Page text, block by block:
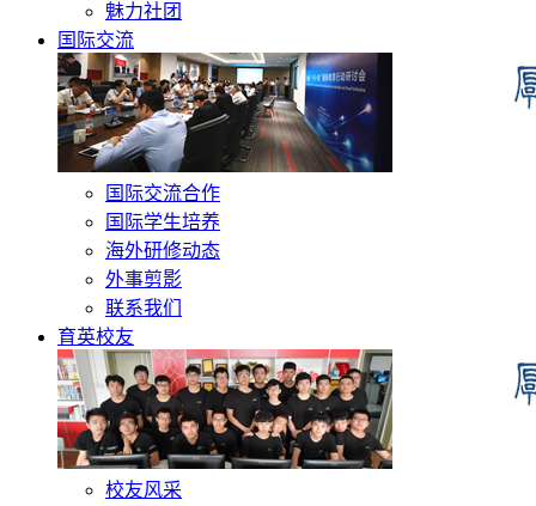
魅力社团
国际交流
国际交流合作
国际学生培养
海外研修动态
外事剪影
联系我们
育英校友
校友风采